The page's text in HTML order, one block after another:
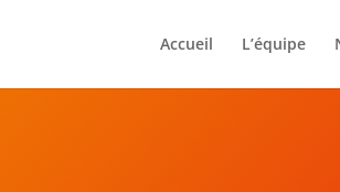
Accueil L’équipe